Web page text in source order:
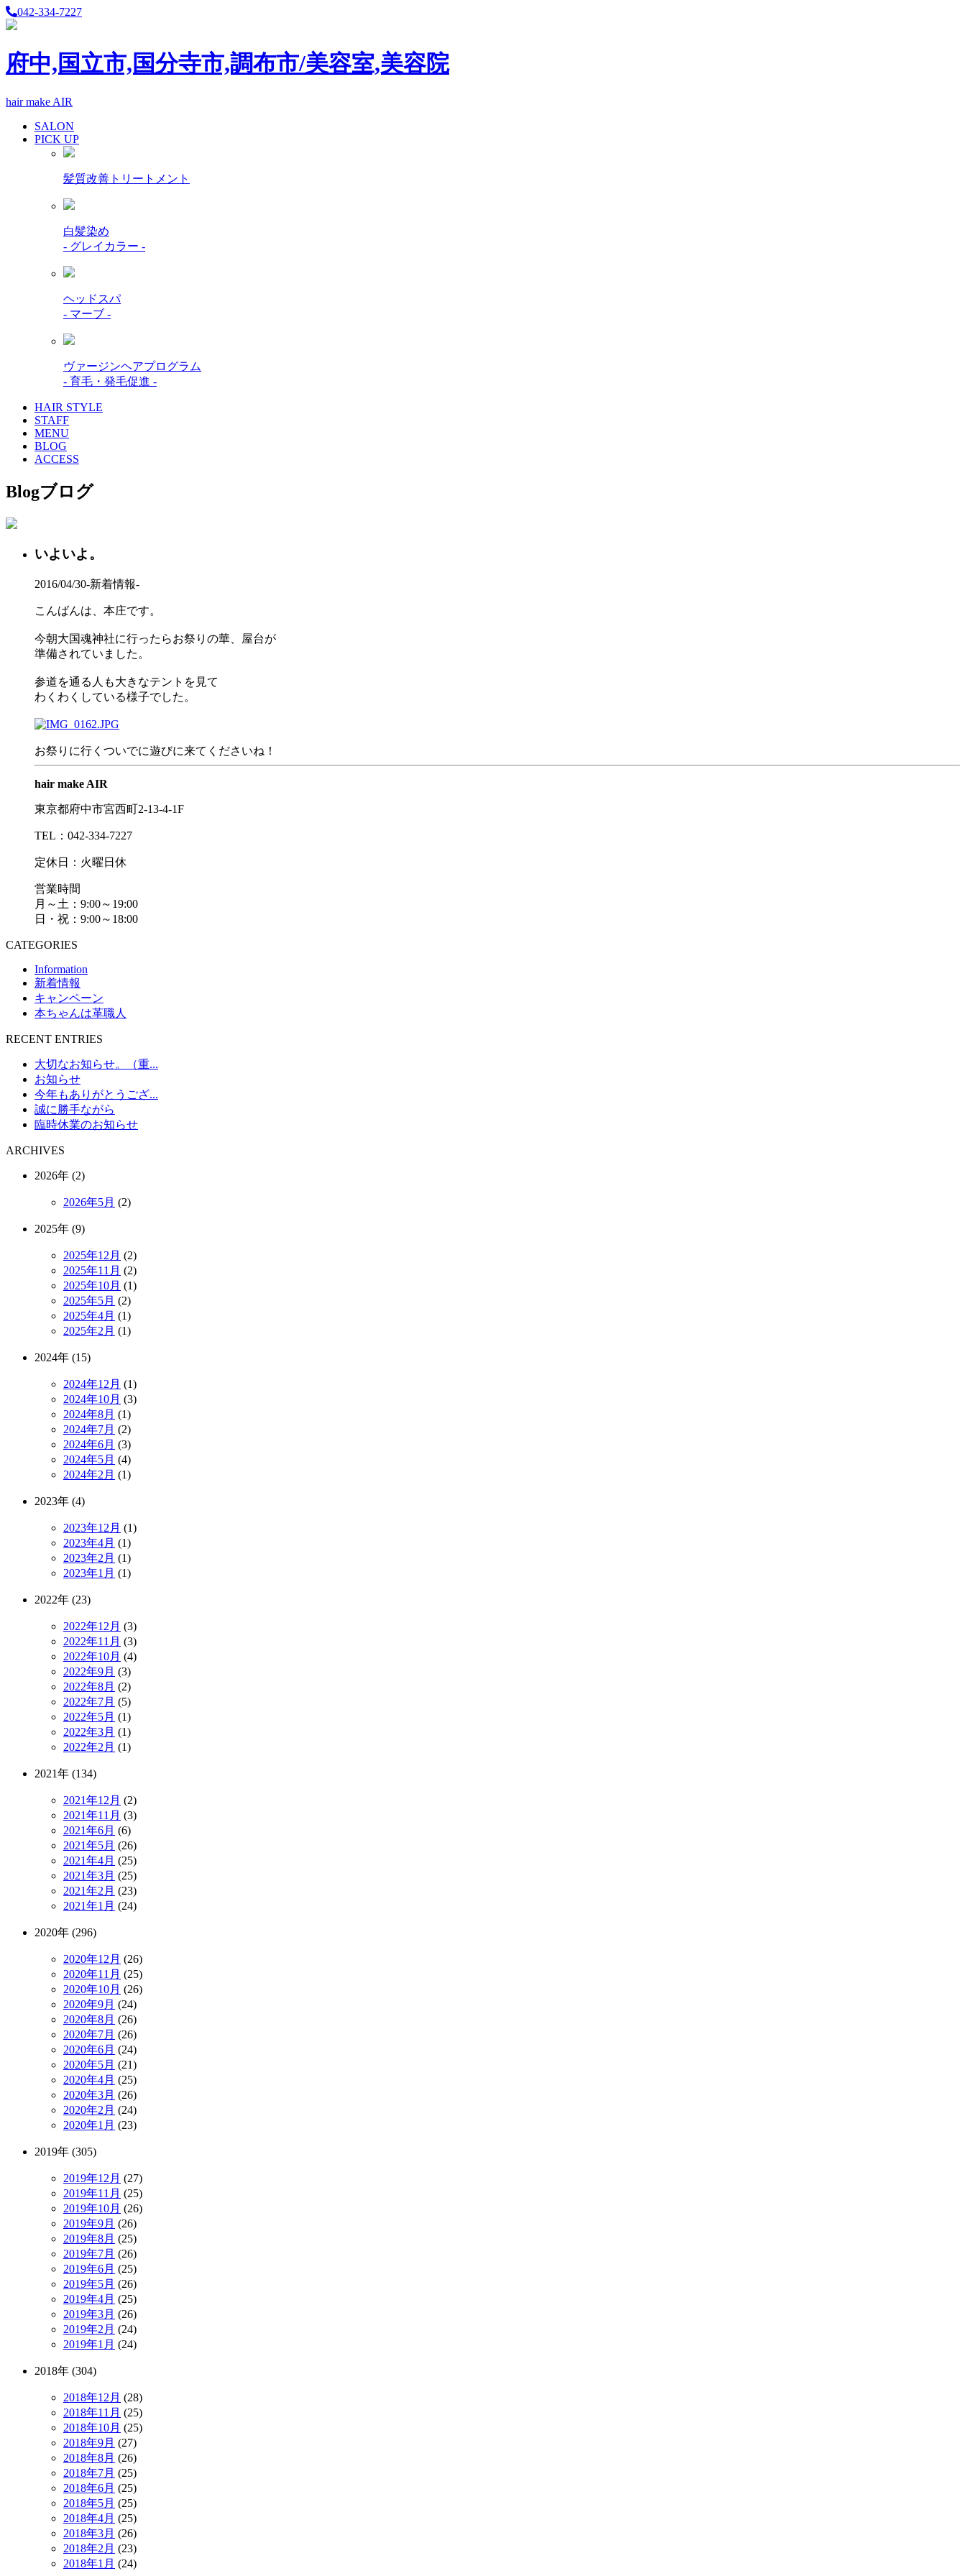
042-334-7227
府中,国立市,国分寺市,調布市/美容室,美容院
hair make AIR
SALON
PICK UP
髪質改善トリートメント
白髪染め
- グレイカラー -
ヘッドスパ
- マーブ -
ヴァージンヘアプログラム
- 育毛・発毛促進 -
HAIR STYLE
STAFF
MENU
BLOG
ACCESS
Blogブログ
いよいよ。
2016/04/30-新着情報-
こんばんは、本庄です。
今朝大国魂神社に行ったらお祭りの華、屋台が
準備されていました。
参道を通る人も大きなテントを見て
わくわくしている様子でした。
お祭りに行くついでに遊びに来てくださいね！
hair make AIR
東京都府中市宮西町2-13-4-1F
TEL：042-334-7227
定休日：火曜日休
営業時間
月～土：9:00～19:00
日・祝：9:00～18:00
CATEGORIES
Information
新着情報
キャンペーン
本ちゃんは革職人
RECENT ENTRIES
大切なお知らせ。（重...
お知らせ
今年もありがとうござ...
誠に勝手ながら
臨時休業のお知らせ
ARCHIVES
2026年 (2)
2026年5月 (2)
2025年 (9)
2025年12月 (2)
2025年11月 (2)
2025年10月 (1)
2025年5月 (2)
2025年4月 (1)
2025年2月 (1)
2024年 (15)
2024年12月 (1)
2024年10月 (3)
2024年8月 (1)
2024年7月 (2)
2024年6月 (3)
2024年5月 (4)
2024年2月 (1)
2023年 (4)
2023年12月 (1)
2023年4月 (1)
2023年2月 (1)
2023年1月 (1)
2022年 (23)
2022年12月 (3)
2022年11月 (3)
2022年10月 (4)
2022年9月 (3)
2022年8月 (2)
2022年7月 (5)
2022年5月 (1)
2022年3月 (1)
2022年2月 (1)
2021年 (134)
2021年12月 (2)
2021年11月 (3)
2021年6月 (6)
2021年5月 (26)
2021年4月 (25)
2021年3月 (25)
2021年2月 (23)
2021年1月 (24)
2020年 (296)
2020年12月 (26)
2020年11月 (25)
2020年10月 (26)
2020年9月 (24)
2020年8月 (26)
2020年7月 (26)
2020年6月 (24)
2020年5月 (21)
2020年4月 (25)
2020年3月 (26)
2020年2月 (24)
2020年1月 (23)
2019年 (305)
2019年12月 (27)
2019年11月 (25)
2019年10月 (26)
2019年9月 (26)
2019年8月 (25)
2019年7月 (26)
2019年6月 (25)
2019年5月 (26)
2019年4月 (25)
2019年3月 (26)
2019年2月 (24)
2019年1月 (24)
2018年 (304)
2018年12月 (28)
2018年11月 (25)
2018年10月 (25)
2018年9月 (27)
2018年8月 (26)
2018年7月 (25)
2018年6月 (25)
2018年5月 (25)
2018年4月 (25)
2018年3月 (26)
2018年2月 (23)
2018年1月 (24)